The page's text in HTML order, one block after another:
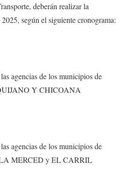
deberán realizar la
según el siguiente cronograma:
agencias de los municipios de
Y CHICOANA
agencias de los municipios de
MERCED y EL CARRIL